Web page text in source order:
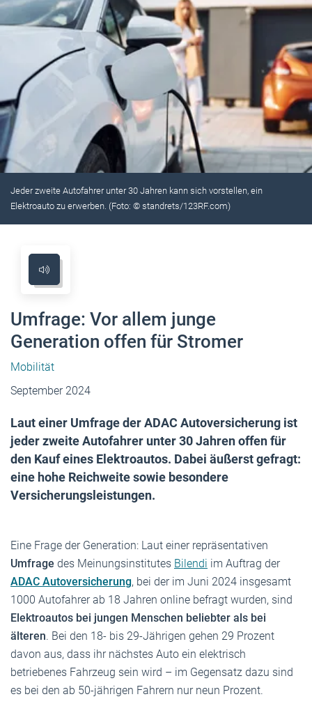
Jeder zweite Autofahrer unter 30 Jahren kann sich vorstellen, ein
Elektroauto zu erwerben. (Foto: © standrets/123RF.com)
Umfrage: Vor allem junge
Generation offen für Stromer
Mobilität
September 2024
Laut einer Umfrage der ADAC Autoversicherung ist
jeder zweite Autofahrer unter 30 Jahren offen für
den Kauf eines Elektroautos. Dabei äußerst gefragt:
eine hohe Reichweite sowie besondere
Versicherungsleistungen.
Eine Frage der Generation: Laut einer repräsentativen
Umfrage des Meinungsinstitutes Bilendi im Auftrag der
ADAC Autoversicherung, bei der im Juni 2024 insgesamt
1000 Autofahrer ab 18 Jahren online befragt wurden, sind
Elektroautos bei jungen Menschen beliebter als bei
älteren. Bei den 18- bis 29-Jährigen gehen 29 Prozent
davon aus, dass ihr nächstes Auto ein elektrisch
betriebenes Fahrzeug sein wird – im Gegensatz dazu sind
es bei den ab 50-jährigen Fahrern nur neun Prozent.